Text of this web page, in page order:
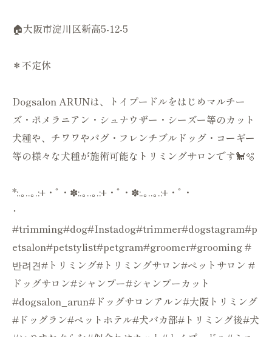
🏠大阪市淀川区新高5-12-5
＊不定休
Dogsalon ARUNは、トイプードルをはじめマルチー
ズ・ポメラニアン・シュナウザー・シーズー等のカット
犬種や、チワワやパグ・フレンチブルドッグ・コーギー
等の様々な犬種が施術可能なトリミングサロンです🐩🫧
*:.｡..｡.:+・ﾟ・✽:.｡..｡.:+・ﾟ・✽:.｡..｡.:+・ﾟ・
･
#trimming#dog#Instadog#trimmer#dogstagram#p
etsalon#petstylist#petgram#groomer#grooming #
반려견#トリミング#トリミングサロン#ペットサロン #
ドッグサロン#シャンプー#シャンプーカット
#dogsalon_arun#ドッグサロンアルン#大阪トリミング
#ドッグラン#ペットホテル#犬バカ部#トリミング後#犬